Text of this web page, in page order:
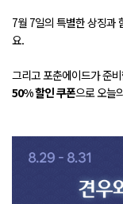
7월 7일의 특별한 상징과
요.
그리고 포춘에이드가 준
50% 할인 쿠폰으로 오늘